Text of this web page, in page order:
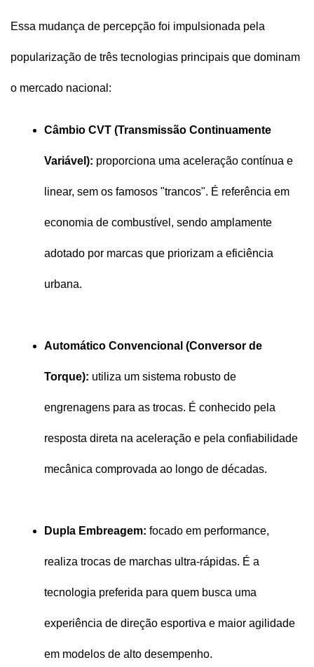
Essa mudança de percepção foi impulsionada pela
popularização de três tecnologias principais que dominam
o mercado nacional:
Câmbio CVT (Transmissão Continuamente
Variável): proporciona uma aceleração contínua e
linear, sem os famosos "trancos". É referência em
economia de combustível, sendo amplamente
adotado por marcas que priorizam a eficiência
urbana.
Automático Convencional (Conversor de
Torque): utiliza um sistema robusto de
engrenagens para as trocas. É conhecido pela
resposta direta na aceleração e pela confiabilidade
mecânica comprovada ao longo de décadas.
Dupla Embreagem: focado em performance,
realiza trocas de marchas ultra-rápidas. É a
tecnologia preferida para quem busca uma
experiência de direção esportiva e maior agilidade
em modelos de alto desempenho.